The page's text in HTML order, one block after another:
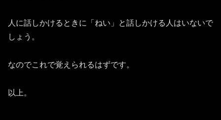
人に話しかけるときに「ねい」と話しかける人はいないで
しょう。
なのでこれで覚えられるはずです。
以上。